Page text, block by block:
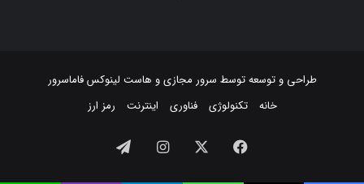
طراحی و توسعه توسط سرور مجازیو هاست لینوکسفاماسرور
خانه
تکنولوژی فناوری اینترنت رمز ارز
فیسبوک ایکس اینستاگرام